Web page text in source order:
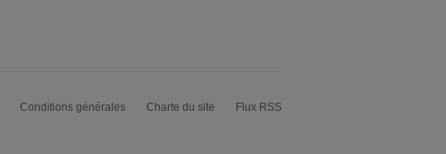
Conditions générales Charte du site Flux RSS